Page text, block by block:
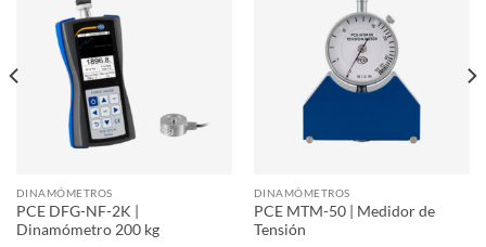
DINAMÓMETROS
PCE DFG-NF-2K |
Dinamómetro 200 kg
DINAMÓMETROS
PCE MTM-50 | Medidor de
Tensión